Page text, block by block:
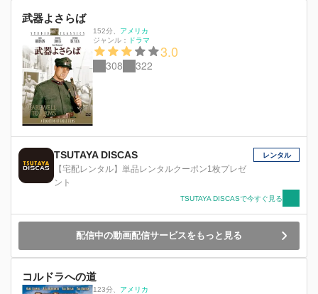
武器よさらば
152分
アメリカ
ジャンル：
ドラマ
3.0
308 322
TSUTAYA DISCAS
【宅配レンタル】単品レンタルクーポン1枚プレゼ
ント
レンタル
TSUTAYA DISCASで今すぐ見る
配信中の動画配信サービスをもっと見る
コルドラへの道
123分
アメリカ